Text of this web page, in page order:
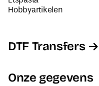
Hobbyartikelen
DTF Transfers
Onze gegevens